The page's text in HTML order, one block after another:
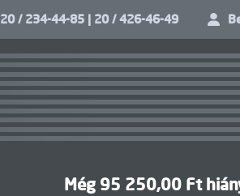
20 / 234-44-85 | 20 / 426-46-49
Még 95 250,00 Ft